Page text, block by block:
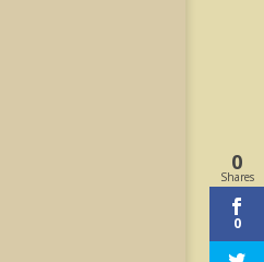
0
Shares
0